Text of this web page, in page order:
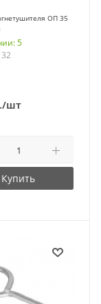
ОП 35
5
/шт
Купить